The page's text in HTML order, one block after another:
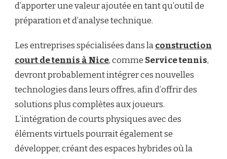
d’apporter une valeur ajoutée en tant qu’outil de
préparation et d’analyse technique.
Les entreprises spécialisées dans laconstruction
court de tennis à Nice,comme Service tennis,
devront probablement intégrer ces nouvelles
technologies dans leurs offres, afin d’offrir des
solutions plus complètes aux joueurs.
L’intégration de courts physiques avec des
éléments virtuels pourrait également se
développer, créant des espaces hybrides où la